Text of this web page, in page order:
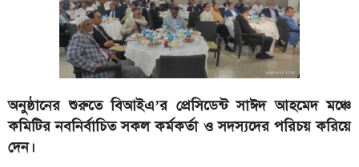
অনুষ্ঠানের শুরুতে বিআইএ’র প্রেসিডেন্ট সাঈদ আহমেদ মঞ্চে
কমিটির নবনির্বাচিত সকল কর্মকর্তা ও সদস্যদের পরিচয় করিয়ে
দেন।